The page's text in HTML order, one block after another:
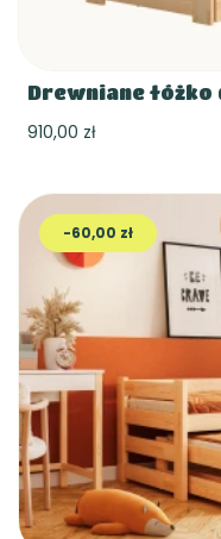
Drewniane łóżko
910,00 zł
-60,00 zł